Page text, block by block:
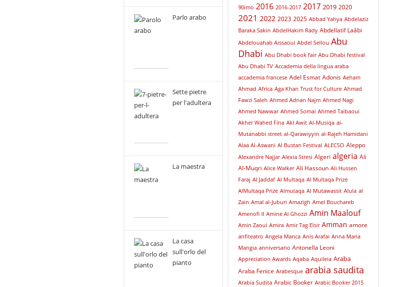
Parlo arabo
Sette pietre
per l'adultera
La maestra
La casa
sull'orlo del
pianto
90imo 2016 2016-2017 2017 2019 2020
2021 2022 2023 2025 Abbad Yahya Abdelaziz
Baraka Sakin AbdelHakim Rady Abdellatif Laâbi
Abdelouahab Aissaoui Abdel Sellou Abu
Dhabi Abu Dhabi book fair Abu Dhabi festival
Abu Dhabi TV Accademia della lingua araba
accademia francese Adel Esmat Adonis Aeham
Ahmad Africa Aga Khan Trust for Culture Ahmad
Fawzi Saleh Ahmed Adnan Najm Ahmed Nagi
Ahmed Nawwar Ahmed Somai Ahmed Taibaoui
Akher Wahed Fina Akl Awit Al-Musiqa al-
Mutanabbi street al-Qarawiyyin al-Rajeh Hamidani
Alaa Al-Aswani Al Bustan Festival ALECSO Aleppo
Alexandre Najjar Alexia Stresi Algeri algeria Ali
Al-Muqri Alice Walker Ali Hassoun Ali Hussen
Faraj Al Jaddaf Al Multaqa Al Multaqa Prize
AlMultaqa Prize Almutaqa Al Mutawassit Alula al
Zain Amal al-Juburi Amazigh Amel Bouchareb
Amenofi II Amine Al Ghozzi Amin Maalouf
Amin Zaoui Amira Amir Tag Elsir Amman amore
anfiteatro Angela Manca Anis Arafai Anna Maria
Mangia anniversario Antonella Leoni
Appreciation Awards Aqaba Aquileia Araba
Araba Fenice Arabesque arabia saudita
Arabia Sudita Arabic Booker Arabic Booker 2015